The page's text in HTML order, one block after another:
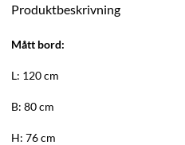
Produktbeskrivning
Mått bord:
L: 120 cm
B: 80 cm
H: 76 cm